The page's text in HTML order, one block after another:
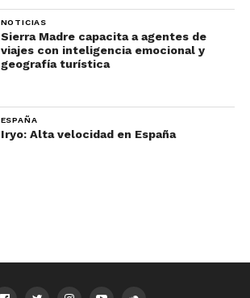
NOTICIAS
Sierra Madre capacita a agentes de
viajes con inteligencia emocional y
geografía turística
ESPAÑA
Iryo: Alta velocidad en España